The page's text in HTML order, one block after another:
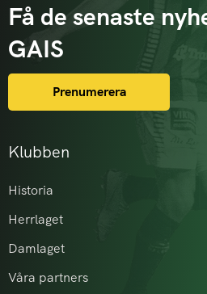
Klubben
Historia
Herrlaget
Damlaget
Våra partners
Få de senaste
GAIS
Prenumerera